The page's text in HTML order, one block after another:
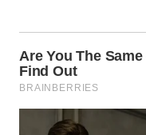
WN
LABUHANBATU
WN